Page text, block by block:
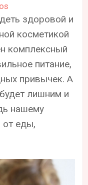
здоровой и
косметикой
комплексный
питание,
привычек. А
лишним и
нашему
от еды,